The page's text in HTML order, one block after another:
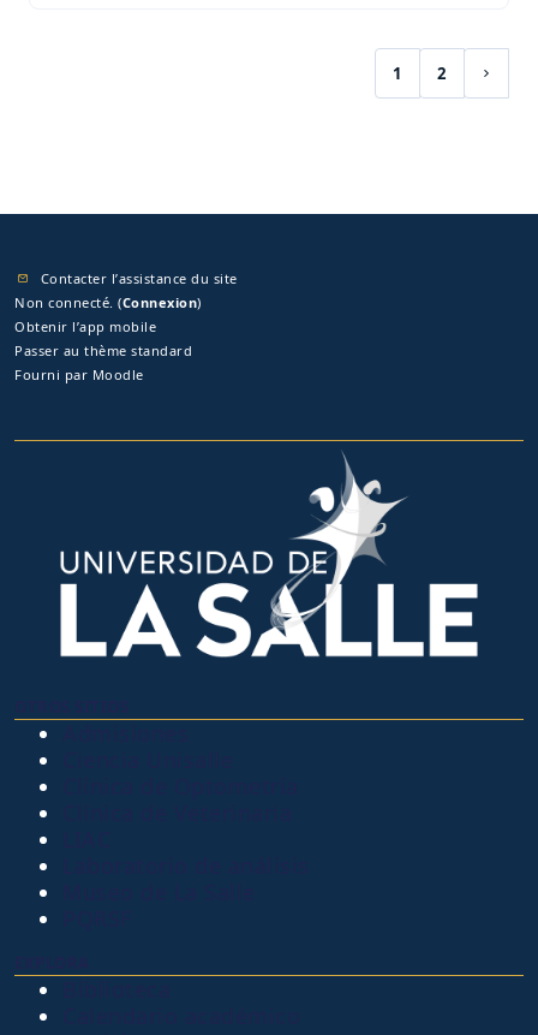
1
(actuel)
2
Page
Contacter l’assistance du site
Non connecté. (Connexion)
Obtenir l’app mobile
Passer au thème standard
Fourni par Moodle